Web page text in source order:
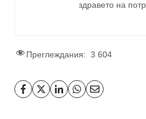
здравето на
Преглеждания: 3 604